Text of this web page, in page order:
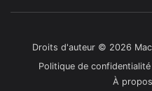
Droits d'auteur © 2026
Politique de confidentialité
À